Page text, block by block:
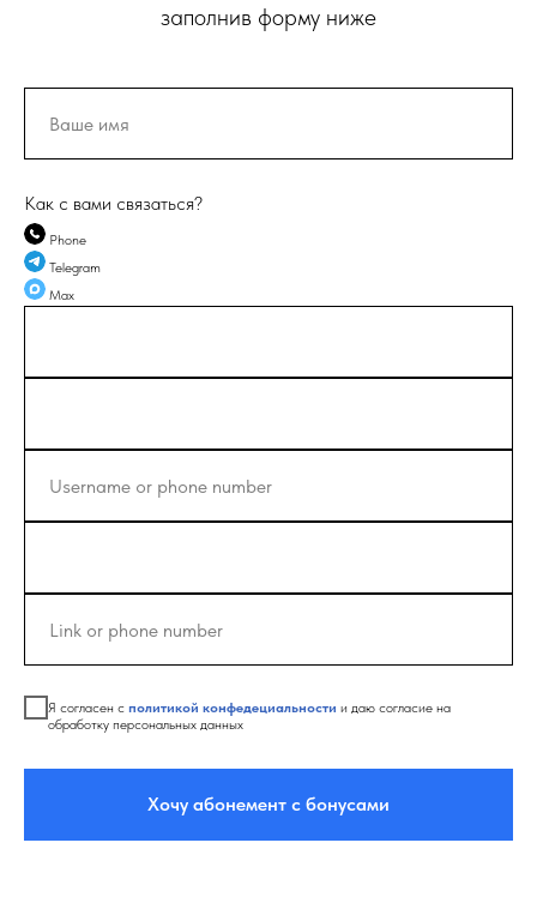
заполнив форму ниже
Как с вами связаться?
Phone
Telegram
Max
Я согласен с политикой конфедециальности и даю согласие на
обработку персональных данных
Хочу абонемент с бонусами